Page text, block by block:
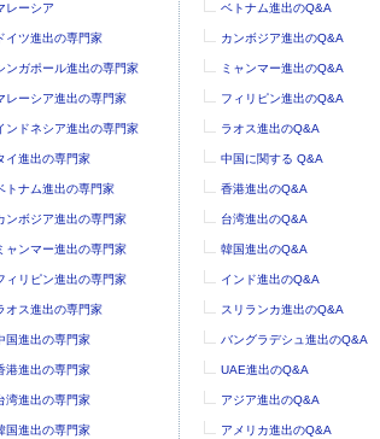
レーシア
イツ進出の専門家
ンガポール進出の専門家
レーシア進出の専門家
ンドネシア進出の専門家
イ進出の専門家
トナム進出の専門家
ンボジア進出の専門家
ャンマー進出の専門家
ィリピン進出の専門家
オス進出の専門家
国進出の専門家
港進出の専門家
湾進出の専門家
国進出の専門家
ベトナム進出のQ&A
カンボジア進出のQ&A
ミャンマー進出のQ&A
フィリピン進出のQ&A
ラオス進出のQ&A
中国に関する Q&A
香港進出のQ&A
台湾進出のQ&A
韓国進出のQ&A
インド進出のQ&A
スリランカ進出のQ&A
バングラデシュ進出のQ&A
UAE進出のQ&A
アジア進出のQ&A
アメリカ進出のQ&A